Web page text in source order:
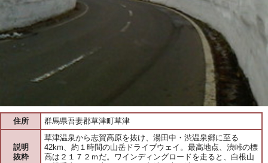
住所 群馬県吾妻郡草津町草津
説明
抜粋
草津温泉から志賀高原を抜け、湯田中・渋温泉郷に至る
42km、約１時間の山岳ドライブウェイ。最高地点、渋峠の標
高は２１７２ｍだ。ワインディングロードを走ると、白根山